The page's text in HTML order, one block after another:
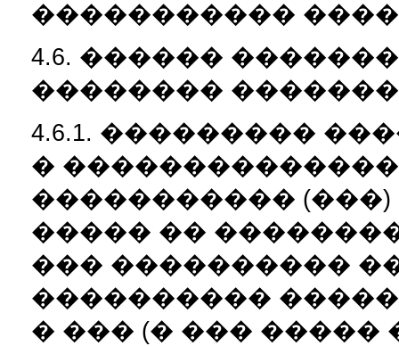
�����������
4.6. ������
��������
4.6.1. ���������
�
�����������
����� ��
��� ����������
����������
� ��� (� ���